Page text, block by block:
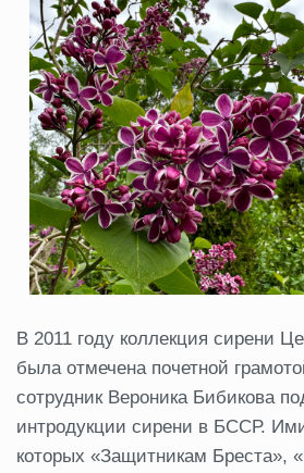
В 2011 году коллекция сирени
была отмечена почетной
сотрудник Вероника Бибикова
интродукции сирени в БССР.
которых «Защитникам Бреста»,